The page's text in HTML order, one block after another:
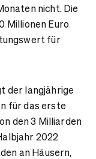
nicht. Die
Millionen Euro
für
der langjährige
für das erste
den 3 Milliarden
2022
an Häusern,